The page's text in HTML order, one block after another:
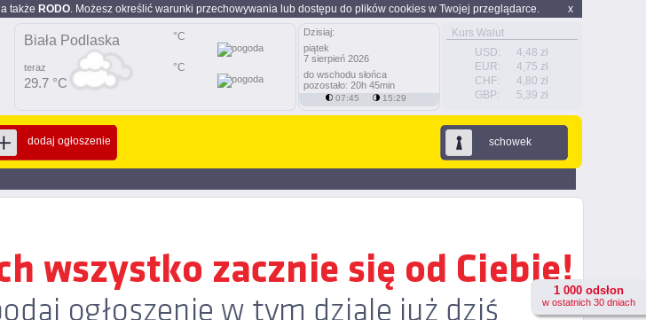
x
a także RODO. Możesz określić warunki przechowywania lub dostępu do plików cookies w Twojej przeglądarce.
Kurs Walut
USD:
4,48 zł
EUR:
4,75 zł
CHF:
4,80 zł
GBP:
5,39 zł
Biała Podlaska
teraz
29.7 °C
°C
°C
Dzisiaj:
piątek
7 sierpień 2026
do wschodu słońca
pozostało: 20h 45min
07:45 15:29
schowek
dodaj ogłoszenie
1 000 odsłon
w ostatnich 30 dniach